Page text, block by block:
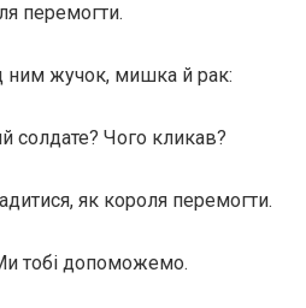
перемогти.
ним жучок, мишка й рак:
Чого кликав?
як короля перемогти.
тобі допоможемо.